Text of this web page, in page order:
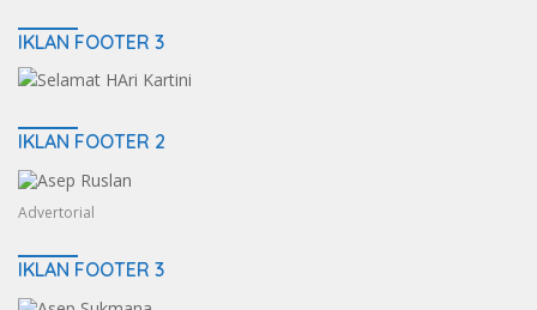
IKLAN FOOTER 3
IKLAN FOOTER 2
Advertorial
IKLAN FOOTER 3